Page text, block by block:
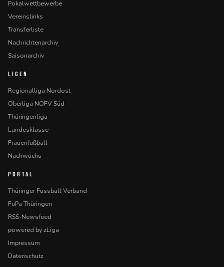
Pokalwettbewerbe
Vereinslinks
Transferliste
Nachrichtenarchiv
Saisonarchiv
LIGEN
Regionalliga Nordost
Oberliga NOFV Süd
Thüringenliga
Landesklasse
Frauenfußball
Nachwuchs
PORTAL
Thüringer Fussball Verband
FuPa Thüringen
RSS-Newsfeed
powered by zLiga
Impressum
Datenschutz